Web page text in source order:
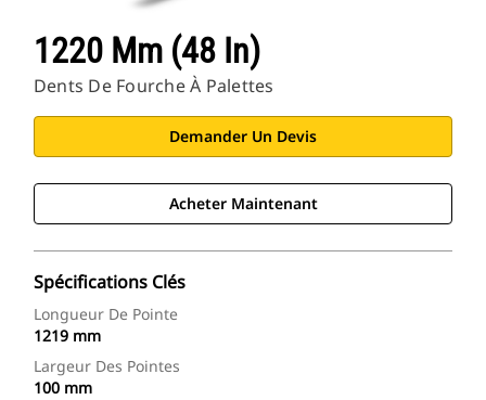
1220 Mm (48 In)
Dents De Fourche À Palettes
Demander Un Devis
Acheter Maintenant
Spécifications Clés
Longueur De Pointe
1219 mm
Largeur Des Pointes
100 mm